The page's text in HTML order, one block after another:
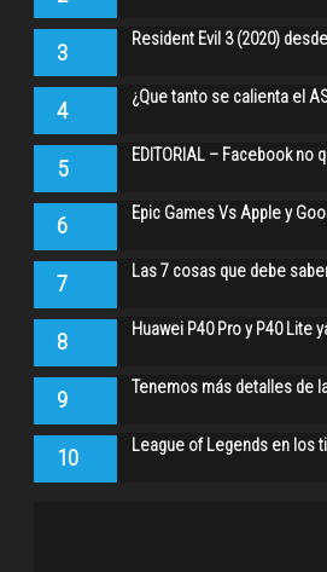
3 Resident Evil 3 (2020)
4 ¿Que tanto se calienta el
5 EDITORIAL – Facebook no
6 Epic Games Vs Apple y
7 Las 7 cosas que debe
8 Huawei P40 Pro y P40 Lite
9 Tenemos más detalles de
10 League of Legends en los